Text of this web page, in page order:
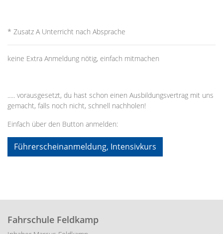
* Zusatz A Unterricht nach Absprache
keine Extra Anmeldung nötig, einfach mitmachen
..... vorausgesetzt, du hast schon einen Ausbildungsvertrag mit uns
gemacht, falls noch nicht, schnell nachholen!
Einfach über den Button anmelden:
Führerscheinanmeldung, Intensivkurs
Fahrschule Feldkamp